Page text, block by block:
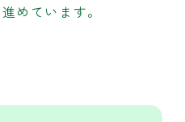
めています。